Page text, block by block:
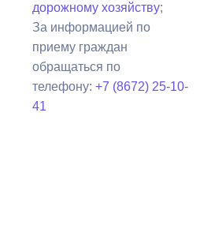
дорожному хозяйству;
За информацией по
приему граждан
обращаться по
телефону: +7 (8672) 25-10-
41